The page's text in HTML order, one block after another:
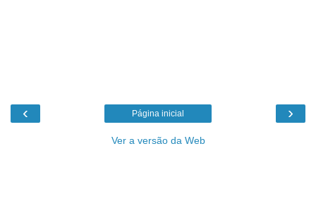
‹ ›
Página inicial
Ver a versão da Web